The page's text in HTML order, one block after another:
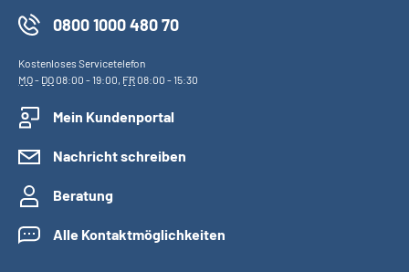
0800 1000 480 70
Kostenloses Servicetelefon
MO- DO08:00 - 19:00, FR08:00 - 15:30
Mein Kundenportal
Nachricht schreiben
Beratung
Alle Kontaktmöglichkeiten